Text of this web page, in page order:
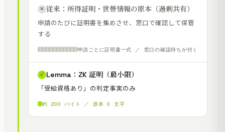
✕ 従来：所得証明・世帯情報の原本（過剰共有）
申請のたびに証明書を集めさせ、窓口で確認して保管
する
申請ごとに証明書一式 ／ 窓口の確認待ちが付く
✓ Lemma：ZK 証明（最小限）
「受給資格あり」の判定事実のみ
約 200 バイト ／ 原本 0 文字